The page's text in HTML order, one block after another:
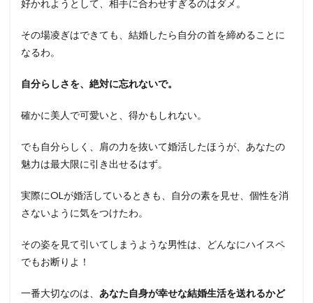
好かれようとして、相手に合わせすぎるのはダメ。
その場凌ぎはできても、結婚したら自分の首を締めることに
なるわ。
自分らしさを、絶対に忘れないで。
確かに美人で可愛いと、得かもしれない。
でも自分らしく、肩の力を抜いて婚活したほうが、あなたの
魅力は最大限に引き出せるはず。
実際にOLが婚活しているときも、自分の素を見せ、個性を消
さないように気をつけたわ。
その姿を見て引いてしまうような男性は、どんなにハイスペ
でもお断りよ！
一番大切なのは、 あなた自身が幸せな結婚生活を送れるかど